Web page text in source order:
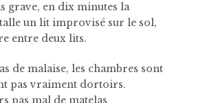
grave, en dix minutes la
un lit improvisé sur le sol,
entre deux lits.
de malaise, les chambres sont
pas vraiment dortoirs.
pas mal de matelas